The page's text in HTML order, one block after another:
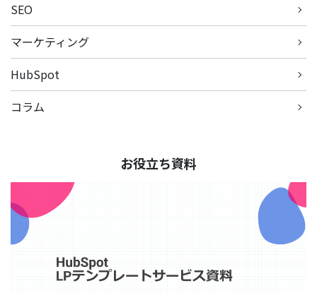
SEO
マーケティング
HubSpot
コラム
お役立ち資料